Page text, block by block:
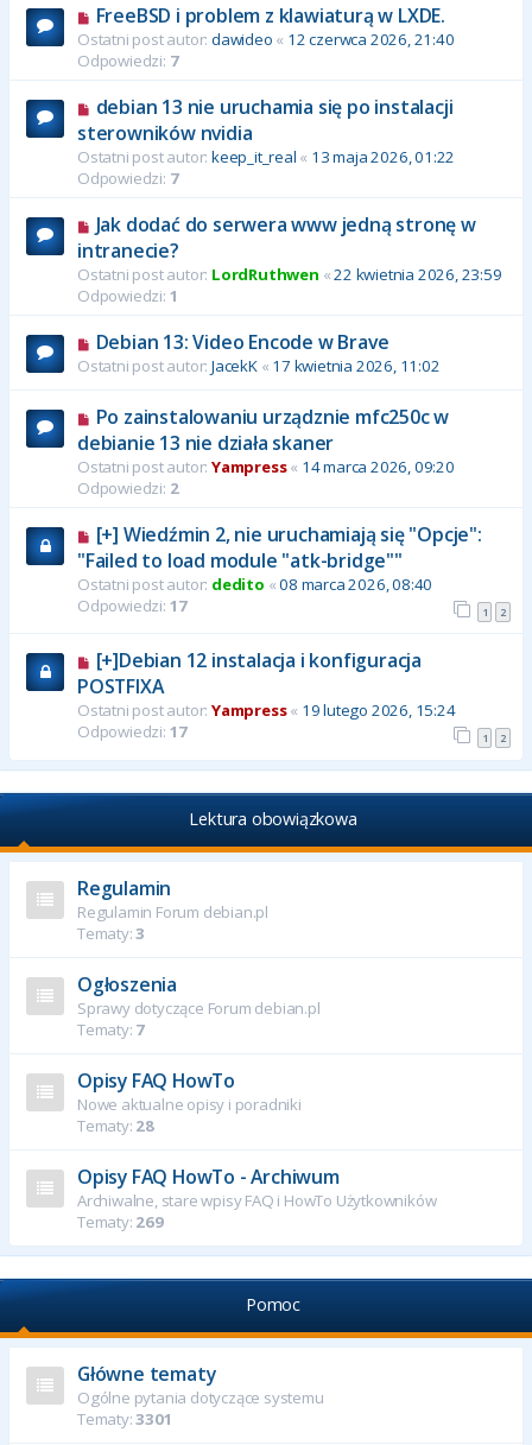
FreeBSD i problem z klawiaturą w LXDE.
Ostatni post autor: dawideo « 12 czerwca 2026, 21:40
Odpowiedzi: 7
debian 13 nie uruchamia się po instalacji
sterowników nvidia
Ostatni post autor: keep_it_real « 13 maja 2026, 01:22
Odpowiedzi: 7
Jak dodać do serwera www jedną stronę w
intranecie?
Ostatni post autor: LordRuthwen «22 kwietnia 2026, 23:59
Odpowiedzi: 1
Debian 13: Video Encode w Brave
Ostatni post autor: JacekK« 17 kwietnia 2026, 11:02
Po zainstalowaniu urządznie mfc250c w
debianie 13 nie działa skaner
Ostatni post autor: Yampress« 14 marca 2026, 09:20
Odpowiedzi: 2
[+] Wiedźmin 2, nie uruchamiają się "Opcje":
"Failed to load module "atk-bridge""
Ostatni post autor: dedito «08 marca 2026, 08:40
Odpowiedzi: 17 1 2
[+]Debian 12 instalacja i konfiguracja
POSTFIXA
Ostatni post autor: Yampress« 19 lutego 2026, 15:24
Odpowiedzi: 17 1 2
Lektura obowiązkowa
Regulamin
Regulamin Forum debian.pl
Tematy:3
Ogłoszenia
Sprawy dotyczące Forum debian.pl
Tematy: 7
Opisy FAQ HowTo
Nowe aktualne opisy i poradniki
Tematy: 28
Opisy FAQ HowTo - Archiwum
Archiwalne, stare wpisy FAQ i HowTo Użytkowników
Tematy: 269
Pomoc
Główne tematy
Ogólne pytania dotyczące systemu
Tematy:3301